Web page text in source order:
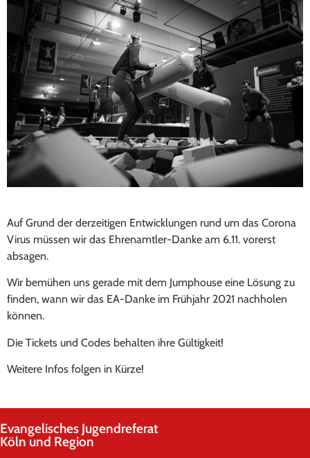
Auf Grund der derzeitigen Entwicklungen rund um das Corona
Virus müssen wir das Ehrenamtler-Danke am 6.11. vorerst
absagen.
Wir bemühen uns gerade mit dem Jumphouse eine Lösung zu
finden, wann wir das EA-Danke im Frühjahr 2021 nachholen
können.
Die Tickets und Codes behalten ihre Gültigkeit!
Weitere Infos folgen in Kürze!
Evangelisches Jugendreferat
Köln und Region